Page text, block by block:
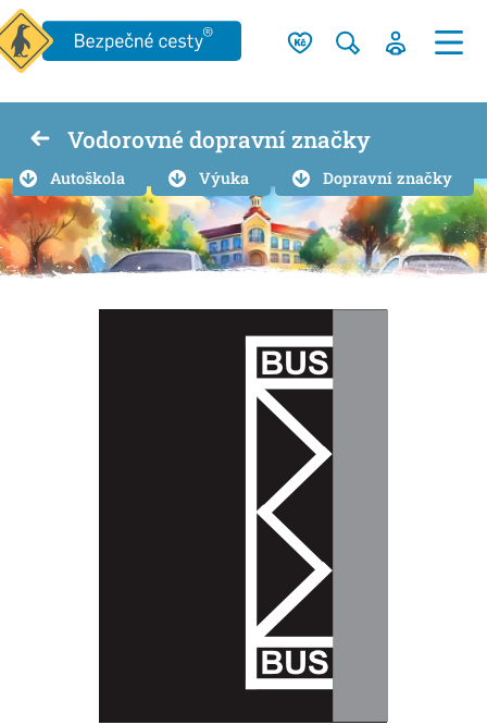
Vodorovné dopravní značky
Autoškola Výuka Dopravní značky